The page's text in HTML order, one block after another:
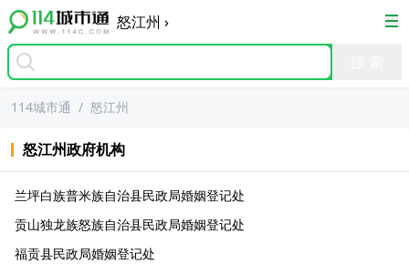
怒江州 ›
114城市通 / 怒江州
怒江州政府机构
兰坪白族普米族自治县民政局婚姻登记处
贡山独龙族怒族自治县民政局婚姻登记处
福贡县民政局婚姻登记处